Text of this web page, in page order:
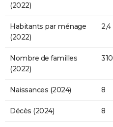
(2022)
Habitants par ménage
(2022)
2,4
Nombre de familles
(2022)
310
Naissances (2024) 8
Décès (2024) 8